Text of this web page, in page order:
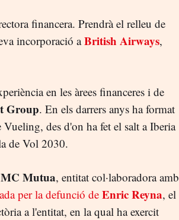
financera. Prendrà el relleu de
incorporació aBritish Airways,
en les àrees financeres i de
Group. En els darrers anys ha format
des d'on ha fet el salt a Iberia
de Vol 2030.
MC Mutua, entitat col·laboradora amb
per la defunció de Enric Reyna, el
a l'entitat, en la qual ha exercit